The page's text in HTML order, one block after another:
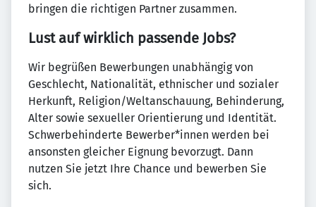
bringen die richtigen Partner zusammen.
Lust auf wirklich passende Jobs?
Wir begrüßen Bewerbungen unabhängig von
Geschlecht, Nationalität, ethnischer und sozialer
Herkunft, Religion/Weltanschauung, Behinderung,
Alter sowie sexueller Orientierung und Identität.
Schwerbehinderte Bewerber*innen werden bei
ansonsten gleicher Eignung bevorzugt. Dann
nutzen Sie jetzt Ihre Chance und bewerben Sie
sich.